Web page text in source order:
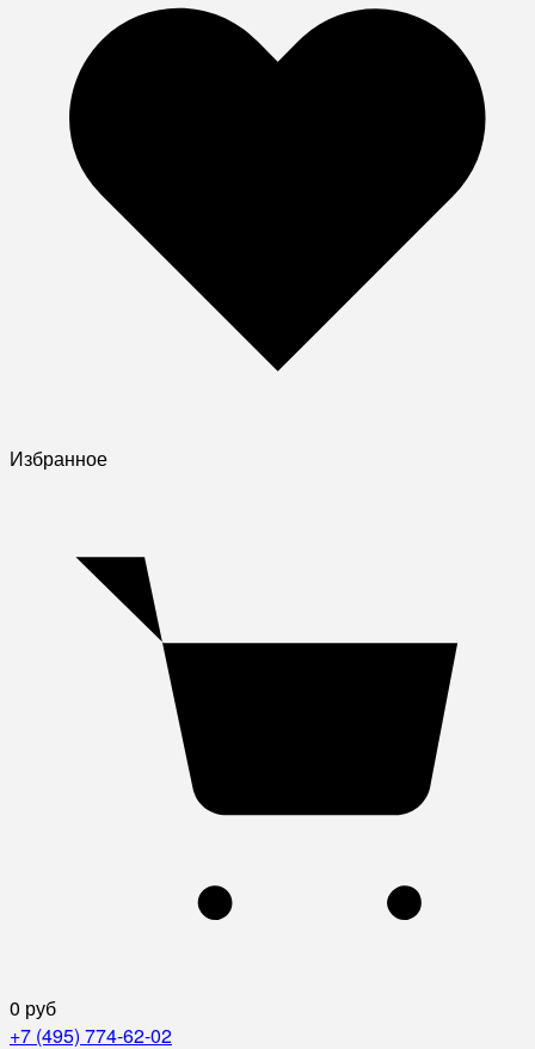
Избранное
0 руб
+7 (495) 774-62-02